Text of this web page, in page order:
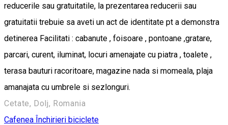
reducerile sau gratuitatile, la prezentarea reducerii sau
gratuitatii trebuie sa aveti un act de identitate pt a demonstra
detinerea Facilitati : cabanute , foisoare , pontoane ,gratare,
parcari, curent, iluminat, locuri amenajate cu piatra , toalete ,
terasa bauturi racoritoare, magazine nada si momeala, plaja
amanajata cu umbrele si sezlonguri.
Cetate, Dolj, Romania
Cafenea Închirieri biciclete